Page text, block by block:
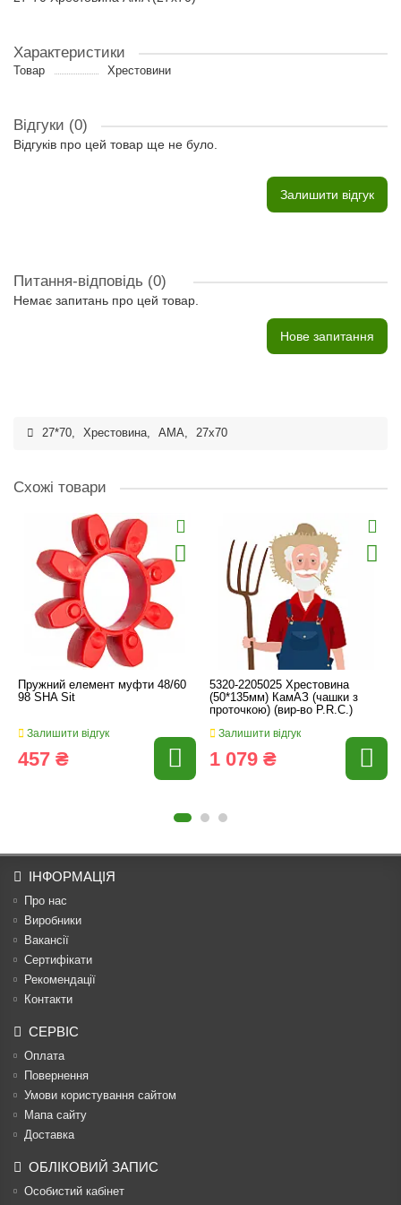
Характеристики
Товар Хрестовини
Відгуки (0)
Відгуків про цей товар ще не було.
Залишити відгук
Питання-відповідь (0)
Немає запитань про цей товар.
Нове запитання
27*70, Хрестовина, AMA, 27x70
Схожі товари
Пружний елемент муфти 48/60
98 SHA Sit
Залишити відгук
457 ₴
5320-2205025 Хрестовина
(50*135мм) КамАЗ (чашки з
проточкою) (вир-во P.R.C.)
Залишити відгук
1 079 ₴
ІНФОРМАЦІЯ
Про нас
Виробники
Вакансії
Сертифікати
Рекомендації
Контакти
СЕРВІС
Оплата
Повернення
Умови користування сайтом
Мапа сайту
Доставка
ОБЛІКОВИЙ ЗАПИС
Особистий кабінет